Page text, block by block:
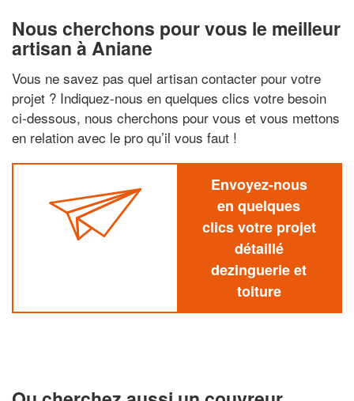
Nous cherchons pour vous le meilleur
artisan à Aniane
Vous ne savez pas quel artisan contacter pour votre
projet ? Indiquez-nous en quelques clics votre besoin
ci-dessous, nous cherchons pour vous et vous mettons
en relation avec le pro qu’il vous faut !
Envoyez-nous
en quelques
clics votre projet
détaillé
dezinguerie et
toiture